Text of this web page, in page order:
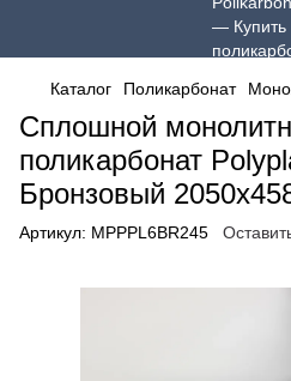
Каталог Поликарбонат
Сплошной
поликарбонат
Бронзовый
Артикул: MPPPL6BR245